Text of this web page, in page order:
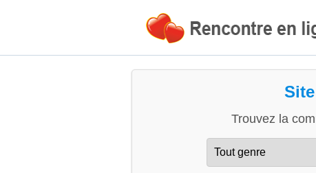
Trouvez la